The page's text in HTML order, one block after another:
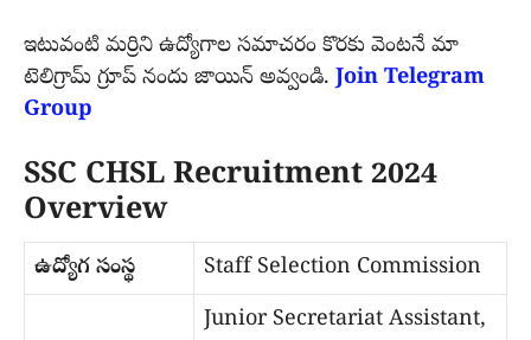
ఇటువంటి మర్రిని ఉద్యోగాల సమాచరం కొరకు వెంటనే మా
టెలిగ్రామ్ గ్రూప్ నందు జాయిన్ అవ్వండి. Join Telegram
Group
SSC CHSL Recruitment 2024
Overview
ఉద్యోగ సంస్థ Staff Selection Commission
Junior Secretariat Assistant,